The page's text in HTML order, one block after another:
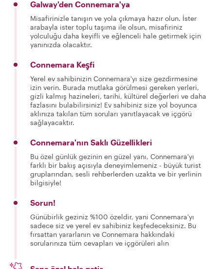
Galway'den Connemara'ya
Misafirinizle tanışın ve yola çıkmaya hazır olun. İster
arabayla ister toplu taşıma ile olsun, misafiriniz
yolculuğu daha keyifli ve eğlenceli hale getirmek için
yanınızda olacaktır.
Connemara Keşfi
Yerel ev sahibinizin Connemara'yı size gezdirmesine
izin verin. Burada mutlaka görülmesi gereken yerleri,
gizli kalmış hazineleri, tarihi, kültürel değerleri ve daha
fazlasını bulabilirsiniz! Ev sahibiniz size yol boyunca
aklınıza takılan tüm soruları yanıtlayacak ve içgörü
sağlayacaktır.
Connemara'nın Saklı Güzellikleri
Bu özel günlük gezinin en güzel yanı, Connemara'yı
farklı bir bakış açısıyla deneyimlemeniz - büyük turist
gruplarından, sesli rehberlerden uzakta ve bir yerlinin
bilgisiyle!
Sorun!
Günübirlik geziniz %100 özeldir, yani Connemara'yı
sadece siz ve yerel ev sahibiniz keşfedeceksiniz. Bu
fırsattan yararlanın ve Connemara hakkındaki
sorularınıza tüm cevapları ve içgörüleri alın